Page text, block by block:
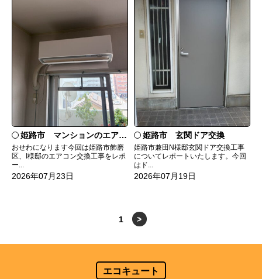
姫路市 マンションのエアコンをダイキンRXへ交換
おせわになります今回は姫路市飾磨
区、I様邸のエアコン交換工事をレポ
ー...
2026年07月23日
姫路市 玄関ドア交換
姫路市兼田N様邸玄関ドア交換工事
についてレポートいたします。今回
はド...
2026年07月19日
1 >
エコキュート